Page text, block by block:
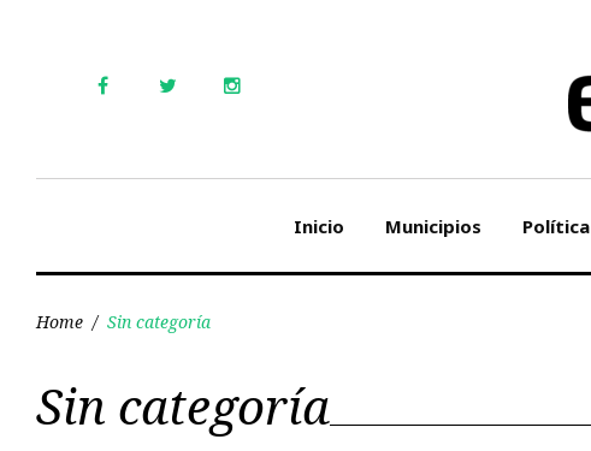
Inicio Municipios Política
Home / Sin categoría
Categoría:
Sin categoría